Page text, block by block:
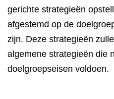
gerichte strategieën
afgestemd op de
zijn. Deze strategieën
algemene strategieën die
doelgroepseisen voldoen.